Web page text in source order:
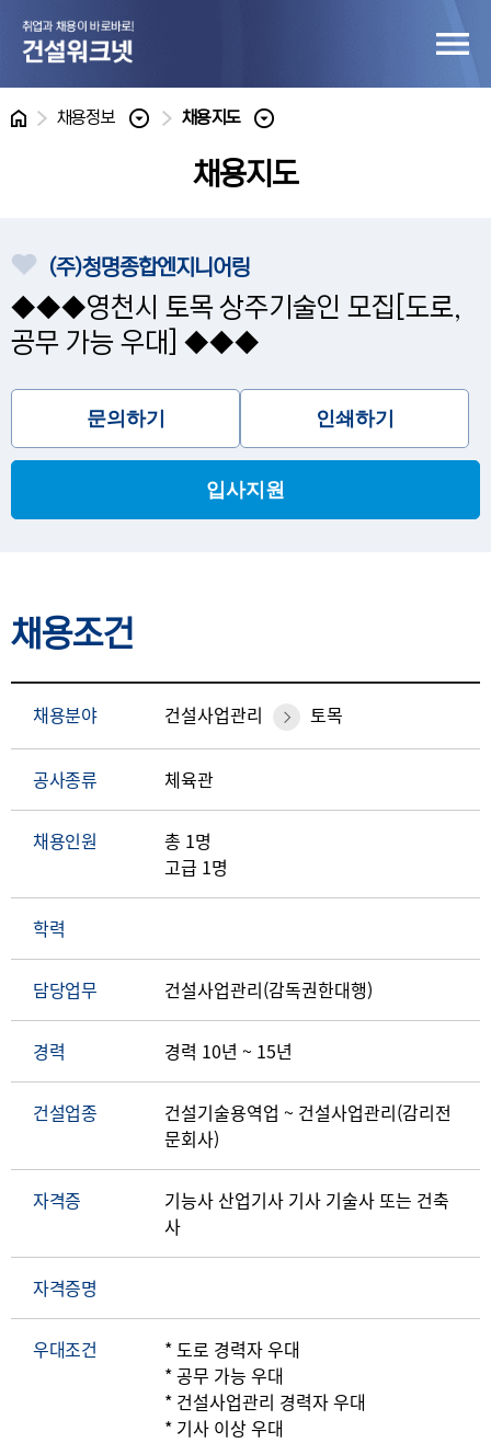
홈 채용정보 채용지도
채용지도
(주)청명종합엔지니어링
◆◆◆영천시 토목 상주기술인 모집[도로,
공무 가능 우대] ◆◆◆
입사지원
문의하기 인쇄하기
채용조건
채용분야 건설사업관리 토목
공사종류 체육관
채용인원
총 1명
고급 1명
학력
담당업무 건설사업관리(감독권한대행)
경력 경력 10년 ~ 15년
건설업종
건설기술용역업 ~ 건설사업관리(감리전
문회사)
자격증
기능사 산업기사 기사 기술사 또는 건축
사
자격증명
우대조건
* 도로 경력자 우대
* 공무 가능 우대
* 건설사업관리 경력자 우대
* 기사 이상 우대